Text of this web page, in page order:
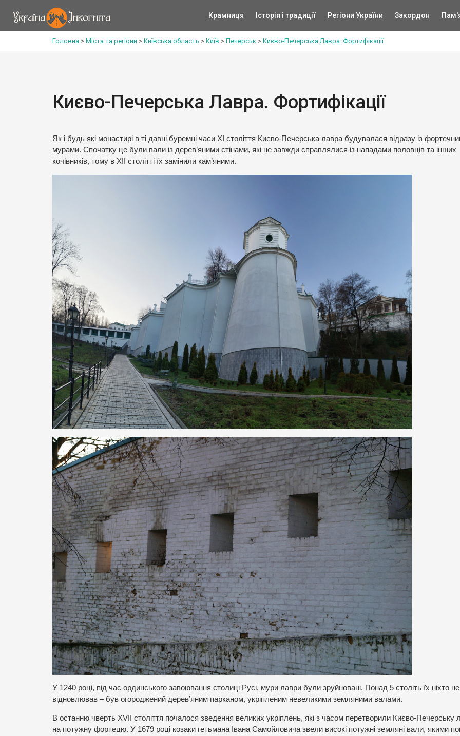
Крамниця Історія і традиції Регіони України Закордон
Головна > Міста та регіони > Київська область > Київ > Печерськ > Києво-Печерська Лавра. Фортифікації
Києво-Печерська Лавра. Фортифікації
Як і будь які монастирі в ті давні буремні часи ХІ століття Києво-Печерська лавра будувалася відразу із
мурами. Спочатку це були вали із дерев’яними стінами, які не завжди справлялися із нападами половців та інших
кочівників, тому в ХІІ столітті їх замінили кам’яними.
У 1240 році, під час ординського завоювання столиці Русі, мури лаври були зруйновані. Понад 5 століть їх ніхто не
відновлював – був огороджений дерев’яним парканом, укріпленим невеликими земляними валами.
В останню чверть XVІІ століття почалося зведення великих укріплень, які з часом перетворили Києво-Печерську
на потужну фортецю. У 1679 році козаки гетьмана Івана Самойловича звели високі потужні земляні вали, якими